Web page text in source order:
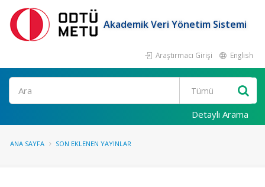
Akademik Veri Yönetim Sistemi
Araştırmacı Girişi English
Ara
Detaylı Arama
ANA SAYFA SON EKLENEN YAYINLAR